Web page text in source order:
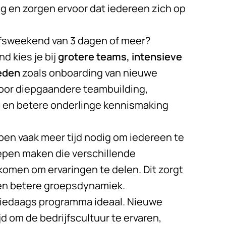
en zorgen ervoor dat iedereen zich op
van 3 dagen of meer?
kies je bijgrotere teams, intensieve
zoals onboarding van nieuwe
diepgaandere teambuilding,
betere onderlinge kennismaking
vaak meer tijd nodig om iedereen te
maken die verschillende
om ervaringen te delen. Dit zorgt
betere groepsdynamiek.
programma ideaal. Nieuwe
om de bedrijfscultuur te ervaren,